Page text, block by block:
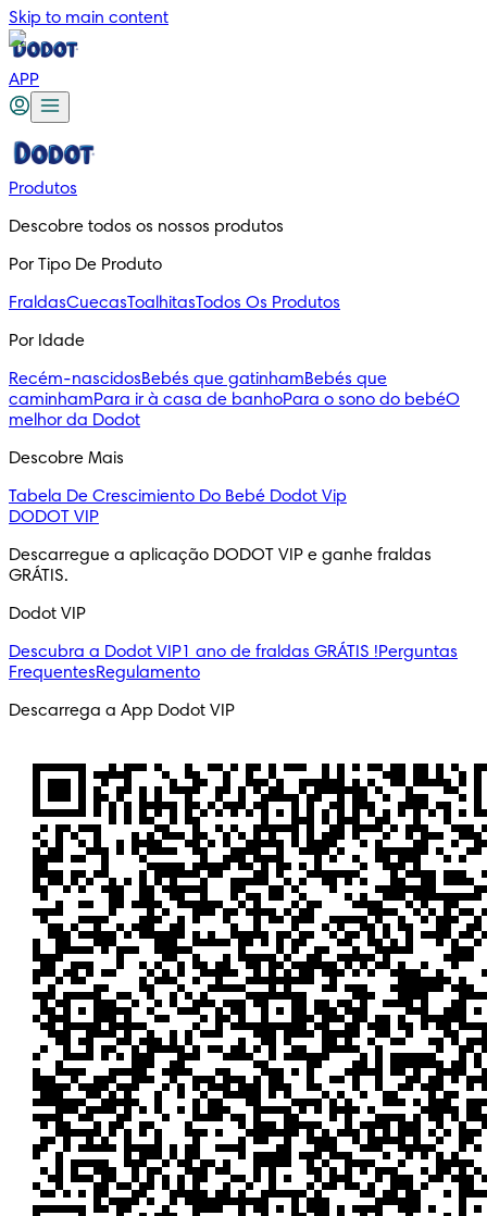
Skip to main content
APP
Produtos
Descobre todos os nossos produtos
Por Tipo De Produto
FraldasCuecasToalhitasTodos Os Produtos
Por Idade
Recém-nascidosBebés que gatinhamBebés que
caminhamPara ir à casa de banhoPara o sono do bebéO
melhor da Dodot
Descobre Mais
Tabela De Crescimiento Do Bebé Dodot Vip
DODOT VIP
Descarregue a aplicação DODOT VIP e ganhe fraldas
GRÁTIS.
Dodot VIP
Descubra a Dodot VIP1 ano de fraldas GRÁTIS !Perguntas
FrequentesRegulamento
Descarrega a App Dodot VIP